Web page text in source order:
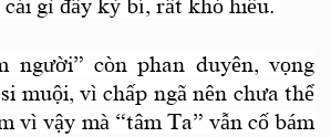
gì đầy kỳ bí, rất khó hiểu.
người” còn phan duyên, vọng
muội, vì chấp ngã nên chưa thể
vì vậy mà “tâm Ta” vẫn cố bám